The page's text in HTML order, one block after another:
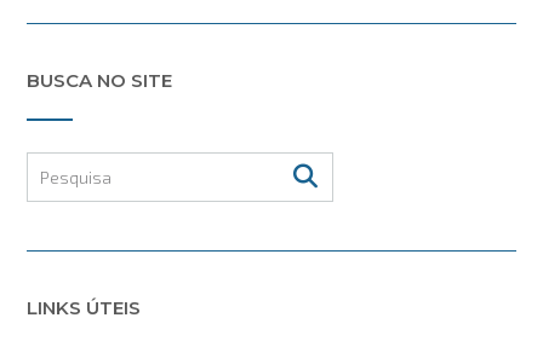
BUSCA NO SITE
LINKS ÚTEIS